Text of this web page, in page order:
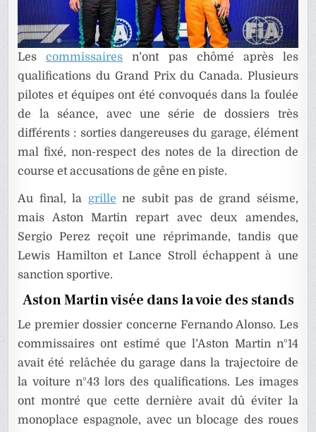
Lescommissaires n’ont pas chômé après les
qualifications du Grand Prix du Canada. Plusieurs
pilotes et équipes ont été convoqués dans la foulée
de la séance, avec une série de dossiers très
différents : sorties dangereuses du garage, élément
mal fixé, non-respect des notes de la direction de
course et accusations de gêne en piste.
Au final, la grille ne subit pas de grand séisme,
mais Aston Martin repart avec deux amendes,
Sergio Perez reçoit une réprimande, tandis que
Lewis Hamilton et Lance Stroll échappent à une
sanction sportive.
Aston Martin visée dans la voie des stands
Le premier dossier concerne Fernando Alonso. Les
commissaires ont estimé que l’Aston Martin n°14
avait été relâchée du garage dans la trajectoire de
la voiture n°43 lors des qualifications. Les images
ont montré que cette dernière avait dû éviter la
monoplace espagnole, avec un blocage des roues